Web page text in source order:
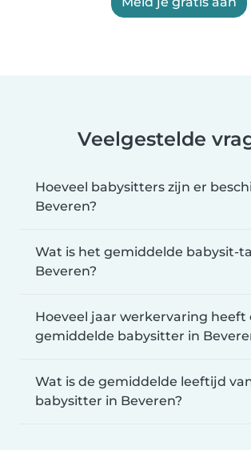
Veelgestelde
Hoeveel babysitters zijn er
Beveren?
Wat is het gemiddelde babysit-
Beveren?
Hoeveel jaar werkervaring heeft
gemiddelde babysitter in
Wat is de gemiddelde leeftijd
babysitter in Beveren?